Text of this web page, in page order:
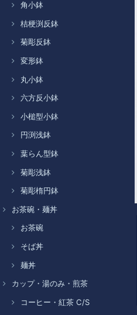
角小鉢
桔梗渕反鉢
菊彫反鉢
変形鉢
丸小鉢
六方反小鉢
小槌型小鉢
円渕浅鉢
葉らん型鉢
菊彫浅鉢
菊彫楕円鉢
お茶碗・麺丼
お茶碗
そば丼
麺丼
カップ・湯のみ・煎茶
コーヒー・紅茶 C/S